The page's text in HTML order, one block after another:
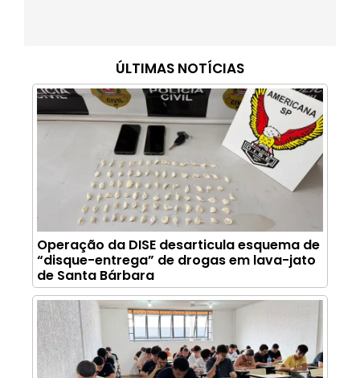
ÚLTIMAS NOTÍCIAS
Operação da DISE desarticula esquema de
“disque-entrega” de drogas em lava-jato
de Santa Bárbara